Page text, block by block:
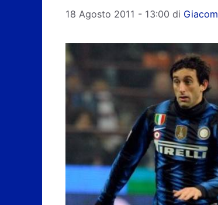
18 Agosto 2011 - 13:00 di